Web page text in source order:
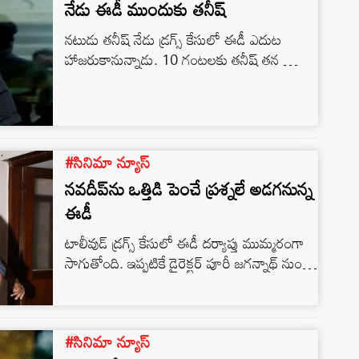
నేడు ఈడీ ముందుకు తనీష్
నటుడు తనీష్ నేడు డ్రగ్స్ కేసులో ఈడీ ఎదుట
హాజరుకానున్నాడు. 10 గంటలకు తనీష్ తన బ్యాంక్
స్టేట్మెంట్ రికార్డ్ చేయబోతున్నారు అధికారులు. డ్రగ్స్
హబ్ గా మారిన ఎఫ్ లాంజ్ పబ్ వివరాలు ఏమన్నా
తెలుసా ? అన్న కోణంలో తనీష్ ని…
#సినిమా న్యూస్
నవదీప్‌ను ఒత్తిడి పెంచే ప్రశ్నలే అడగనున్న
ఈడీ
టాలీవుడ్ డ్రగ్స్ కేసులో ఈడీ దర్యాప్తు ముమ్మరంగా
సాగుతోంది. ఇప్పటికే డైరెక్టర్ పూరీ జగన్నాథ్‌ నుండి
రవితేజ, ఛార్మి, రానా, రకుల్ ప్రీత్ సింగ్, నందు ఇలా
కొనుగోళ్లకు సంబంధించిన ఆర్థిక లావాదేవీలపై ఈ
#సినిమా న్యూస్